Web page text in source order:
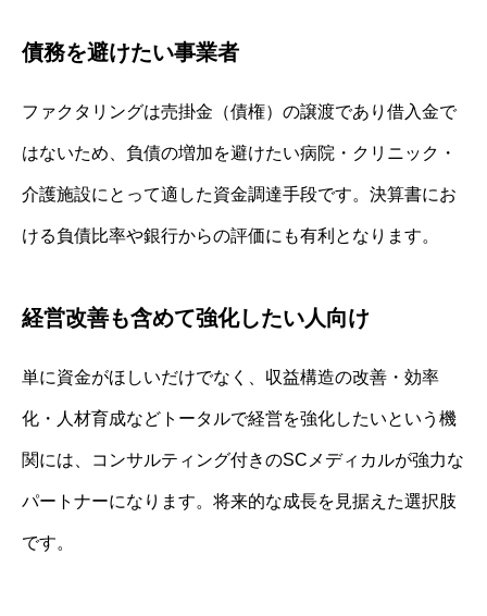
債務を避けたい事業者
ファクタリングは売掛金（債権）の譲渡であり借入金で
はないため、負債の増加を避けたい病院・クリニック・
介護施設にとって適した資金調達手段です。決算書にお
ける負債比率や銀行からの評価にも有利となります。
経営改善も含めて強化したい人向け
単に資金がほしいだけでなく、収益構造の改善・効率
化・人材育成などトータルで経営を強化したいという機
関には、コンサルティング付きのSCメディカルが強力な
パートナーになります。将来的な成長を見据えた選択肢
です。